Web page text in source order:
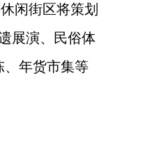
闲街区将策划
展演、民俗体
、年货市集等